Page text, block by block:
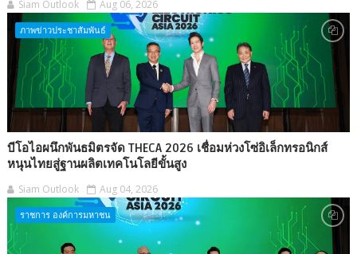
Siam Outlook Aug 06, 2026
ภาพข่าวประชาสัมพันธ์
บีโอไอผนึกพันธมิตรจัด THECA 2026 เชื่อมห่วงโซ่อิเล็กทรอนิกส์
หนุนไทยสู่ฐานผลิตเทคโนโลยีขั้นสูง
Siam Outlook Aug 04, 2026
ราชการ องค์การมหาชน